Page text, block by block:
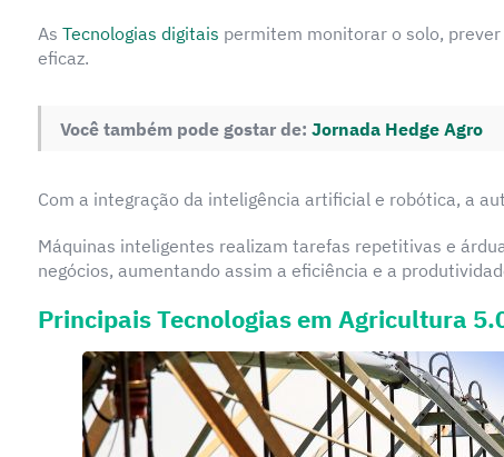
As Tecnologias digitais permitem monitorar o solo,
eficaz.
Você também pode gostar de: Jornada Hedge Agro
Com a integração da inteligência artificial e robótica, a
Máquinas inteligentes realizam tarefas repetitivas e
negócios, aumentando assim a eficiência e a
Principais Tecnologias em Agricultura